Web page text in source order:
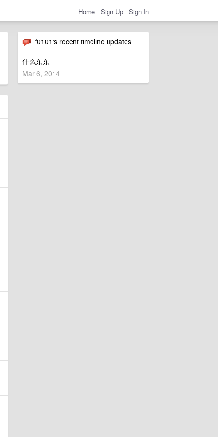
Home Sign Up Sign In
f0101's recent timeline updates
什么东东
Mar 6, 2014